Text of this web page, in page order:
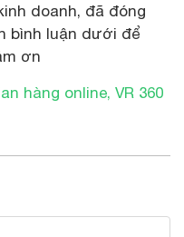
doanh, đã đóng
bình luận dưới để
ơn
hàng online, VR 360